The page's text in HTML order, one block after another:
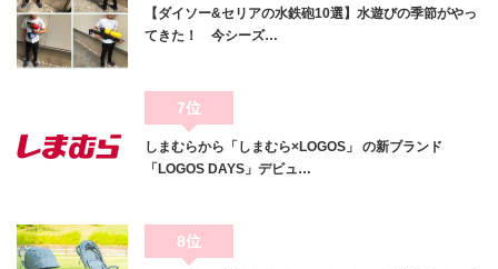
【ダイソー&セリアの水鉄砲10選】水遊びの季節がやっ
てきた！ 今シーズ…
7位
しまむらから「しまむら×LOGOS」 の新ブランド
「LOGOS DAYS」デビュ…
8位